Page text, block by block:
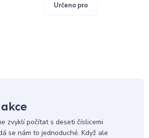
Určeno pro
zvyklí počítat s deseti číslicemi
se nám to jednoduché. Když ale